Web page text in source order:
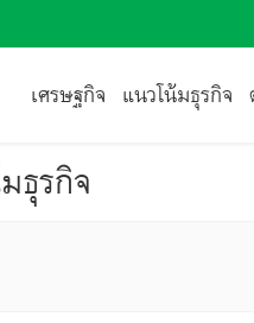
เศรษฐกิจ แนวโน้มธุรกิจ
ธุรกิจ